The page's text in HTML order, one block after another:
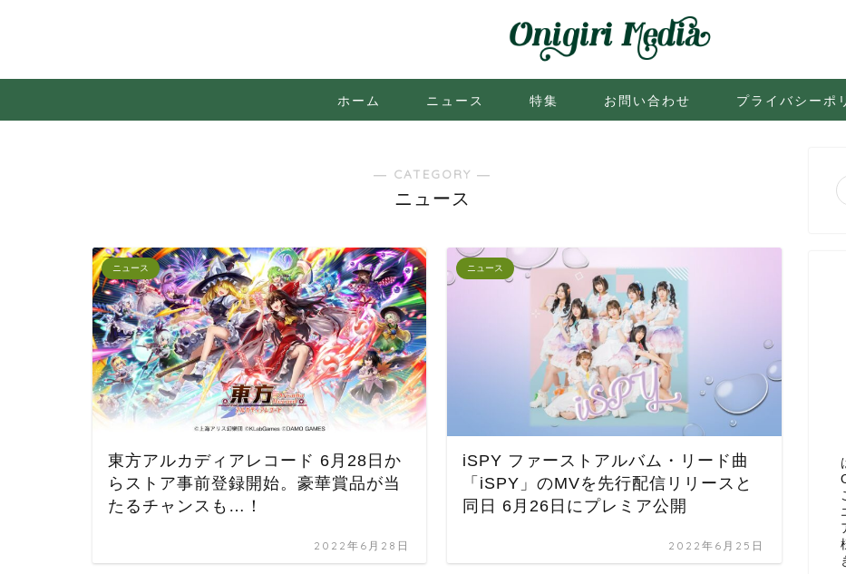
ホーム ニュース 特集 お問い合わせ プライバシーポ
― CATEGORY ―
ニュース
ニュース
東方アルカディアレコード 6月28日か
らストア事前登録開始。豪華賞品が当
たるチャンスも…！
2022年6月28日
ニュース
iSPY ファーストアルバム・リード曲
「iSPY」のMVを先行配信リリースと
同日 6月26日にプレミア公開
2022年6月25日